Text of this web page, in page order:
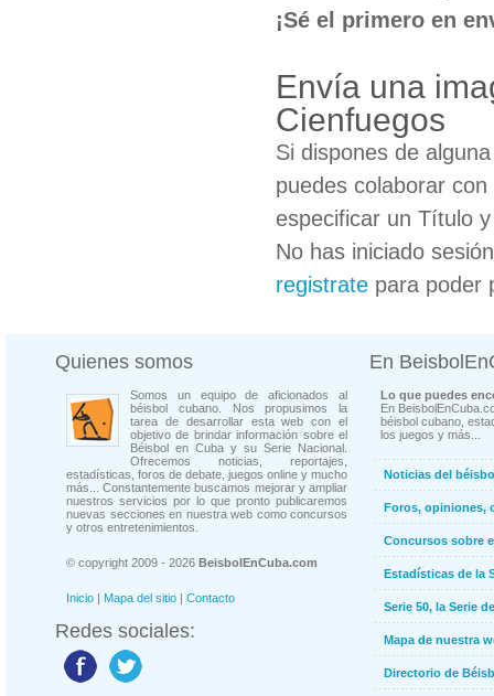
¡Sé el primero en
Envía una
Cienfuegos
Si dispones de
puedes colaborar
especificar un Título
No has iniciado
registrate para poder
Quienes somos
Somos un equipo de aficionados al
béisbol cubano. Nos propusimos la
tarea de desarrollar esta web con el
objetivo de brindar información sobre el
Béisbol en Cuba y su Serie Nacional.
Ofrecemos noticias, reportajes,
estadísticas, foros de debate, juegos online y mucho
más... Constantemente buscamos mejorar y ampliar
nuestros servicios por lo que pronto publicaremos
nuevas secciones en nuestra web como concursos
y otros entretenimientos.
© copyright 2009 - 2026 BeisbolEnCuba.com
Inicio | Mapa del sitio | Contacto
Redes sociales:
En
Lo que puedes
En
béisbol cubano,
los juegos y más...
Noticias del
Foros, opiniones,
Concursos sobre
Estadísticas de la
Serie 50, la Serie
Mapa de nuestra
Directorio de